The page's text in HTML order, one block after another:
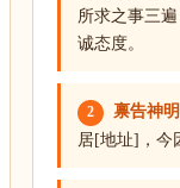
所求之事三
诚态度。
2 禀告神明
居[地址]，今